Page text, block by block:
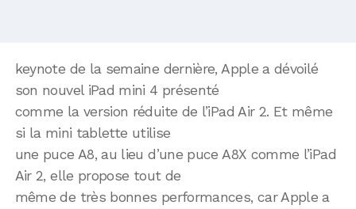
keynote de la semaine dernière, Apple a dévoilé
son nouvel iPad mini 4 présenté
comme la version réduite de l’iPad Air 2. Et même
si la mini tablette utilise
une puce A8, au lieu d’une puce A8X comme l’iPad
Air 2, elle propose tout de
même de très bonnes performances, car Apple a